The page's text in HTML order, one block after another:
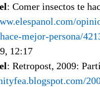
: Comer insectos te
mejor-persona/
12:17
: Retropost, 2009: